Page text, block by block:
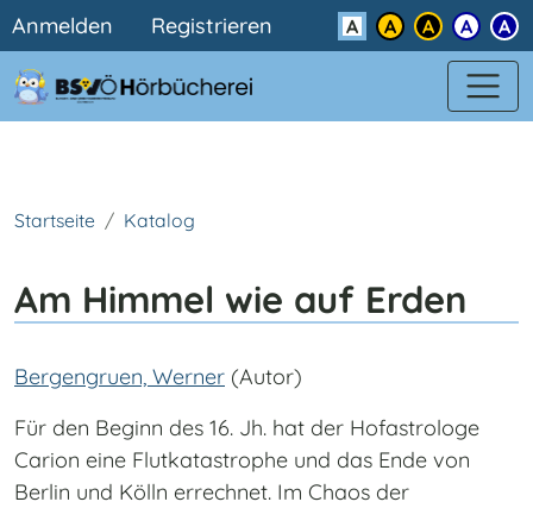
Direkt zum Inhalt
Benutzermenü
Anmelden Registrieren Kontrast
Startseite Katalog
Am Himmel wie auf Erden
Bergengruen, Werner (Autor)
Für den Beginn des 16. Jh. hat der Hofastrologe
Carion eine Flutkatastrophe und das Ende von
Berlin und Kölln errechnet. Im Chaos der